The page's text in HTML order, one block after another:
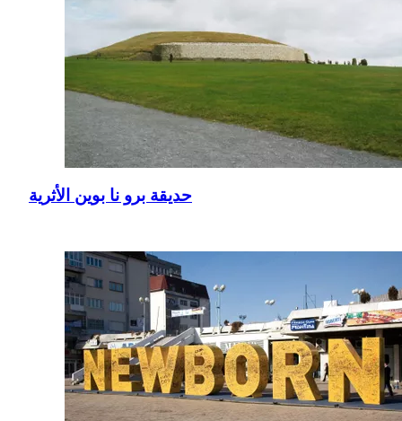
حديقة برو نا بوين الأثرية